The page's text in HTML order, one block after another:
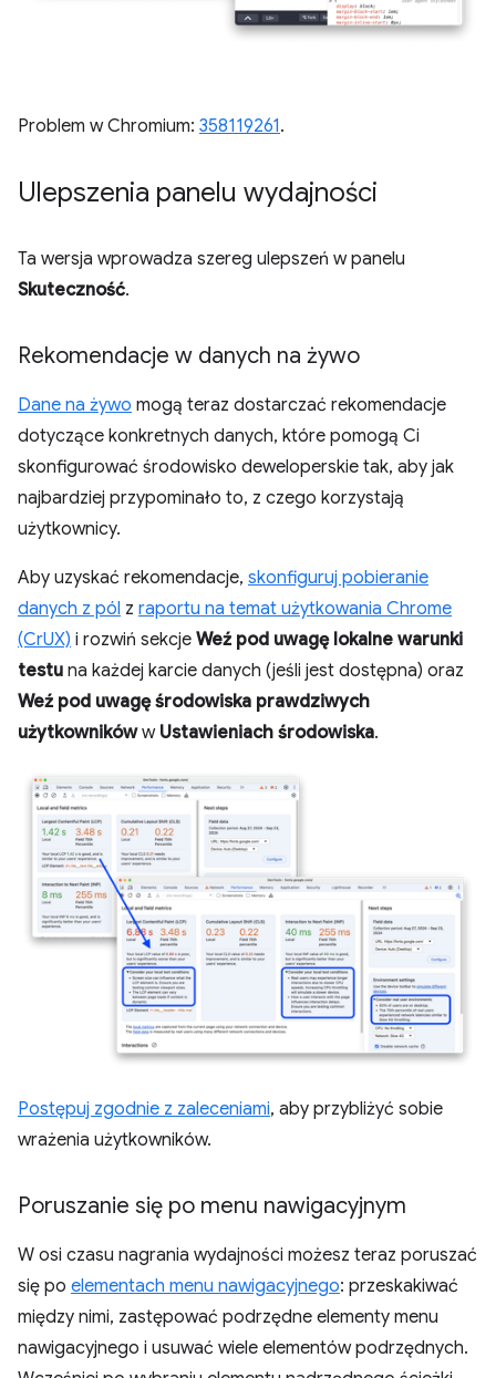
Problem w Chromium: 358119261.
Ulepszenia panelu wydajności
Ta wersja wprowadza szereg ulepszeń w panelu
Skuteczność.
Rekomendacje w danych na żywo
Dane na żywo mogą teraz dostarczać rekomendacje
dotyczące konkretnych danych, które pomogą Ci
skonfigurować środowisko deweloperskie tak, aby jak
najbardziej przypominało to, z czego korzystają
użytkownicy.
Aby uzyskać rekomendacje, skonfiguruj pobieranie
danych z pól z raportu na temat użytkowania Chrome
(CrUX) i rozwiń sekcje Weź pod uwagę lokalne warunki
testu na każdej karcie danych (jeśli jest dostępna) oraz
Weź pod uwagę środowiska prawdziwych
użytkownikóww Ustawieniach środowiska.
Postępuj zgodnie z zaleceniami, aby przybliżyć sobie
wrażenia użytkowników.
Poruszanie się po menu nawigacyjnym
W osi czasu nagrania wydajności możesz teraz poruszać
się po elementach menu nawigacyjnego: przeskakiwać
między nimi, zastępować podrzędne elementy menu
nawigacyjnego i usuwać wiele elementów podrzędnych.